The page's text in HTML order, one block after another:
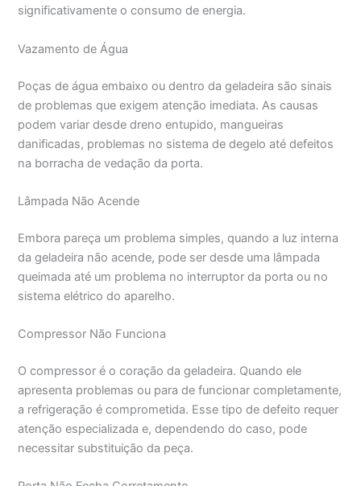
significativamente o consumo de energia.
Vazamento de Água
Poças de água embaixo ou dentro da geladeira são sinais
de problemas que exigem atenção imediata. As causas
podem variar desde dreno entupido, mangueiras
danificadas, problemas no sistema de degelo até defeitos
na borracha de vedação da porta.
Lâmpada Não Acende
Embora pareça um problema simples, quando a luz interna
da geladeira não acende, pode ser desde uma lâmpada
queimada até um problema no interruptor da porta ou no
sistema elétrico do aparelho.
Compressor Não Funciona
O compressor é o coração da geladeira. Quando ele
apresenta problemas ou para de funcionar completamente,
a refrigeração é comprometida. Esse tipo de defeito requer
atenção especializada e, dependendo do caso, pode
necessitar substituição da peça.